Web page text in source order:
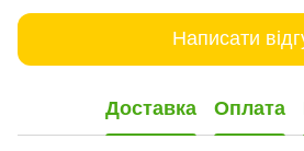
Написати
Доставка Оплата